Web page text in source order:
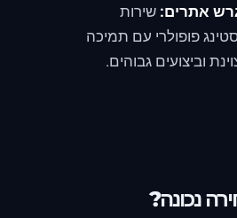
אתרים: שירות
פופולרי עם תמיכה
וביצועים גבוהים.
נכונה?